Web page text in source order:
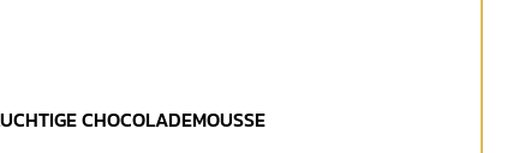
CHOCOLADEMOUSSE